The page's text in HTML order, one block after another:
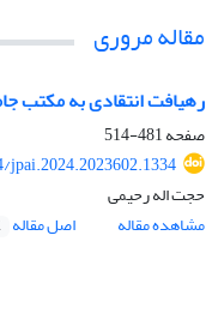
مقاله مروری
رهیافت انتقادی به مکتب
صفحه481-514
jpai.2024.2023602.1334
حجت اله رحیمی
مشاهده مقاله
اصل مقاله